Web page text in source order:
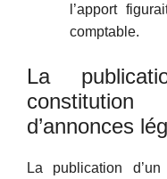
l’apport
comptable.
La
d’annonces
La publication